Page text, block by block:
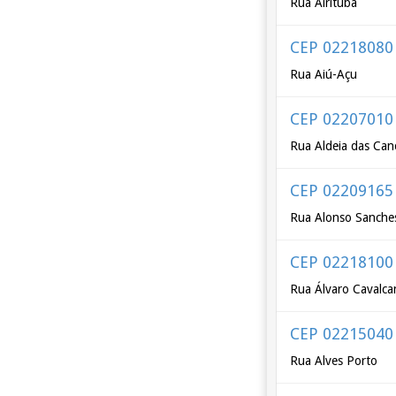
CEP 02218080
Rua Aiú-Açu
CEP 02207010
Rua Aldeia das
CEP 02209165
Rua Alonso
CEP 02218100
Rua Álvaro
CEP 02215040
Rua Alves Porto